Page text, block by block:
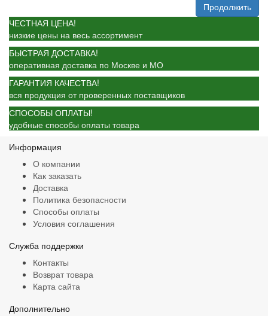
Продолжить
ЧЕСТНАЯ ЦЕНА!
низкие цены на весь ассортимент
БЫСТРАЯ ДОСТАВКА!
оперативная доставка по Москве и МО
ГАРАНТИЯ КАЧЕСТВА!
вся продукция от проверенных поставщиков
СПОСОБЫ ОПЛАТЫ!
удобные способы оплаты товара
Информация
О компании
Как заказать
Доставка
Политика безопасности
Способы оплаты
Условия соглашения
Служба поддержки
Контакты
Возврат товара
Карта сайта
Дополнительно